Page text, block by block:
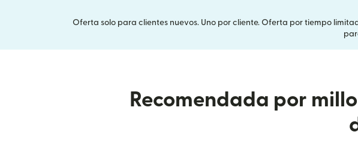
Oferta solo para clientes nuevos. Uno por cliente. Oferta por tiempo
Recomendada por